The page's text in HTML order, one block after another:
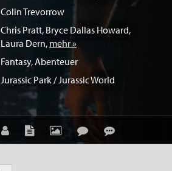
Colin Trevorrow
Chris Pratt, Bryce Dallas Howard,
Laura Dern, mehr »
Fantasy,Abenteuer
Jurassic Park / Jurassic World